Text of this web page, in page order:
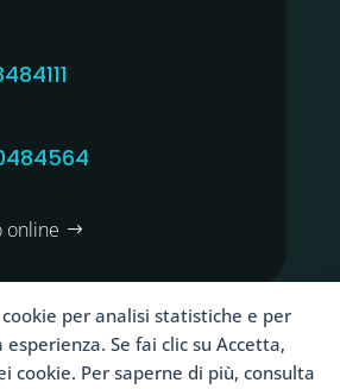
per analisi statistiche e per
Se fai clic su Accetta,
cookie. Per saperne di più, consulta
online